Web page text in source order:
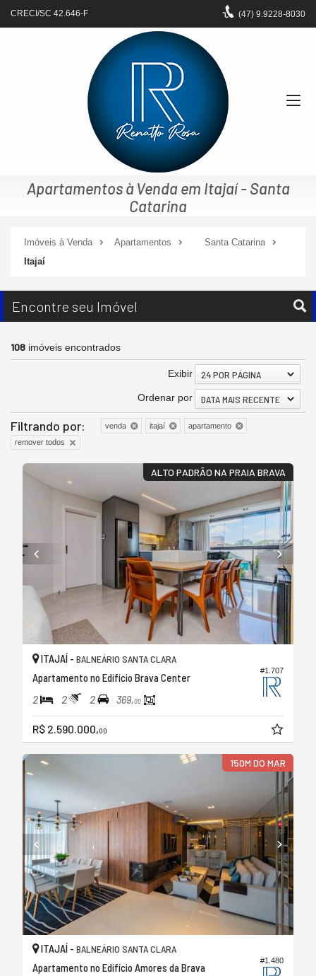
CRECI/SC 42.646-F (47) 9.9228-8030
Apartamentos à Venda em Itajaí - Santa
Catarina
Imóveis à Venda Apartamentos
Santa Catarina
Itajaí
Encontre seu Imóvel
108 imóveis encontrados
Exibir 24 POR PÁGINA
Ordenar por DATA MAIS RECENTE
Filtrando por: venda itajaí
apartamento
remover todos
ALTO PADRÃO NA PRAIA BRAVA
#1.707
ITAJAÍ - BALNEÁRIO SANTA CLARA
Apartamento no Edifício Brava Center
2 2 2 369,00
R$ 2.590.000,00
150M DO MAR
#1.480
ITAJAÍ - BALNEÁRIO SANTA CLARA
Apartamento no Edifício Amores da Brava